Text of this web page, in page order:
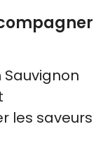
les saveurs